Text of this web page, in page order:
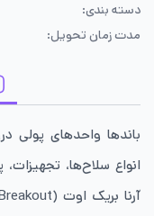
دسته بندی:
مدت زمان تحویل:
باندها واحدهای پولی
انواع سلاح‌ها،